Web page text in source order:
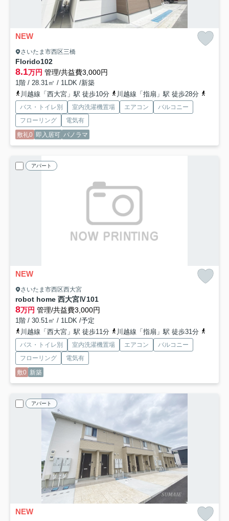
NEW
さいたま市西区三橋
Florido102
8.1万円 管理/共益費3,000円
1階 / 28.31㎡ / 1LDK /新築
川越線「西大宮」駅 徒歩10分
川越線「指扇」駅 徒歩28分
バス・トイレ別 室内洗濯機置場 エアコン
バルコニー
フローリング
電気有
敷礼0 即入居可 パノラマ
アパート
NEW
さいたま市西区西大宮
robot home 西大宮Ⅳ101
8万円 管理/共益費3,000円
1階 / 30.51㎡ / 1LDK /予定
川越線「西大宮」駅 徒歩11分
川越線「指扇」駅 徒歩31分
バス・トイレ別 室内洗濯機置場 エアコン
バルコニー
フローリング
電気有
敷0 新築
アパート
NEW